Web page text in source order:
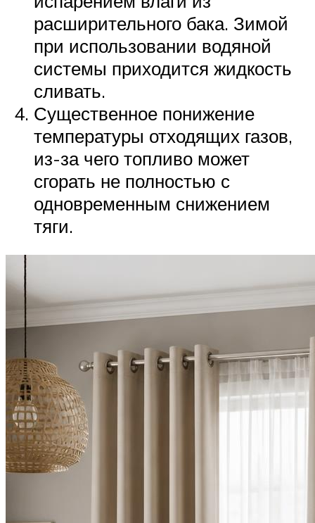
расширительного бака. Зимой
при использовании водяной
системы приходится жидкость
сливать.
Существенное понижение
температуры отходящих газов,
из-за чего топливо может
сгорать не полностью с
одновременным снижением
тяги.